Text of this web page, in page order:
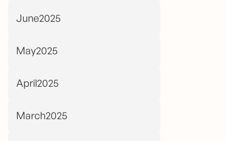
June2025
May2025
April2025
March2025